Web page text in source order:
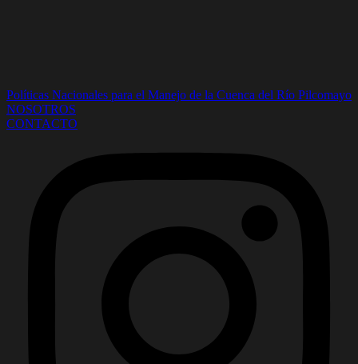
Políticas Nacionales para el Manejo de la Cuenca del Río Pilcomayo
NOSOTROS
CONTACTO